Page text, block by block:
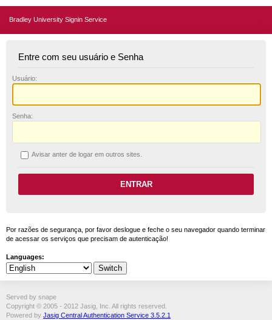
Bradley University Signin Service
Entre com seu usuário e Senha
Usuário:
Senha:
Avisar anter de logar em outros sites.
Por razões de segurança, por favor deslogue e feche o seu navegador quando terminar
de acessar os serviços que precisam de autenticação!
Languages:
Served by snape
Copyright © 2005 - 2012 Jasig, Inc. All rights reserved.
Powered by Jasig Central Authentication Service 3.5.2.1